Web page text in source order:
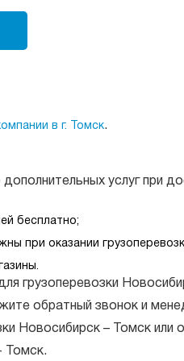
в г. Томск.
услуг при
бесплатно;
при оказании
грузоперевозки
обратный звонок и
Новосибирск – Томск
Томск.